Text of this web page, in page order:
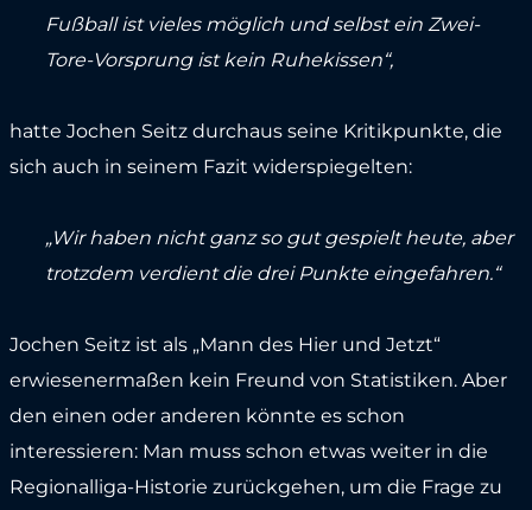
Fußball ist vieles möglich und selbst ein Zwei-
Tore-Vorsprung ist kein Ruhekissen“,
hatte Jochen Seitz durchaus seine Kritikpunkte, die
sich auch in seinem Fazit widerspiegelten:
„Wir haben nicht ganz so gut gespielt heute, aber
trotzdem verdient die drei Punkte eingefahren.“
Jochen Seitz ist als „Mann des Hier und Jetzt“
erwiesenermaßen kein Freund von Statistiken. Aber
den einen oder anderen könnte es schon
interessieren: Man muss schon etwas weiter in die
Regionalliga-Historie zurückgehen, um die Frage zu